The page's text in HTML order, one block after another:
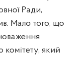
Ради,
Мало того, що
комітету, який